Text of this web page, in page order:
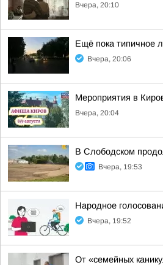
Вчера, 20:10
Ещё пока типичное
Вчера, 20:06
Мероприятия в
Вчера, 20:04
В Слободском
Вчера, 19:53
Народное
Вчера, 19:52
От «семейных